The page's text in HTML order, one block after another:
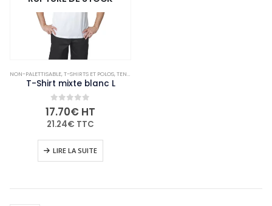
NON-PALETTISABLE,T-SHIRTS ET POLOS,TENUES DE CUISINE
T-Shirt mixte blanc L
0 out of 5
17.70€ HT
21.24€ TTC
LIRE LA SUITE